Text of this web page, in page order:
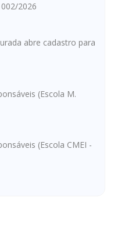
2026
abre cadastro para
(Escola M.
(Escola CMEI -